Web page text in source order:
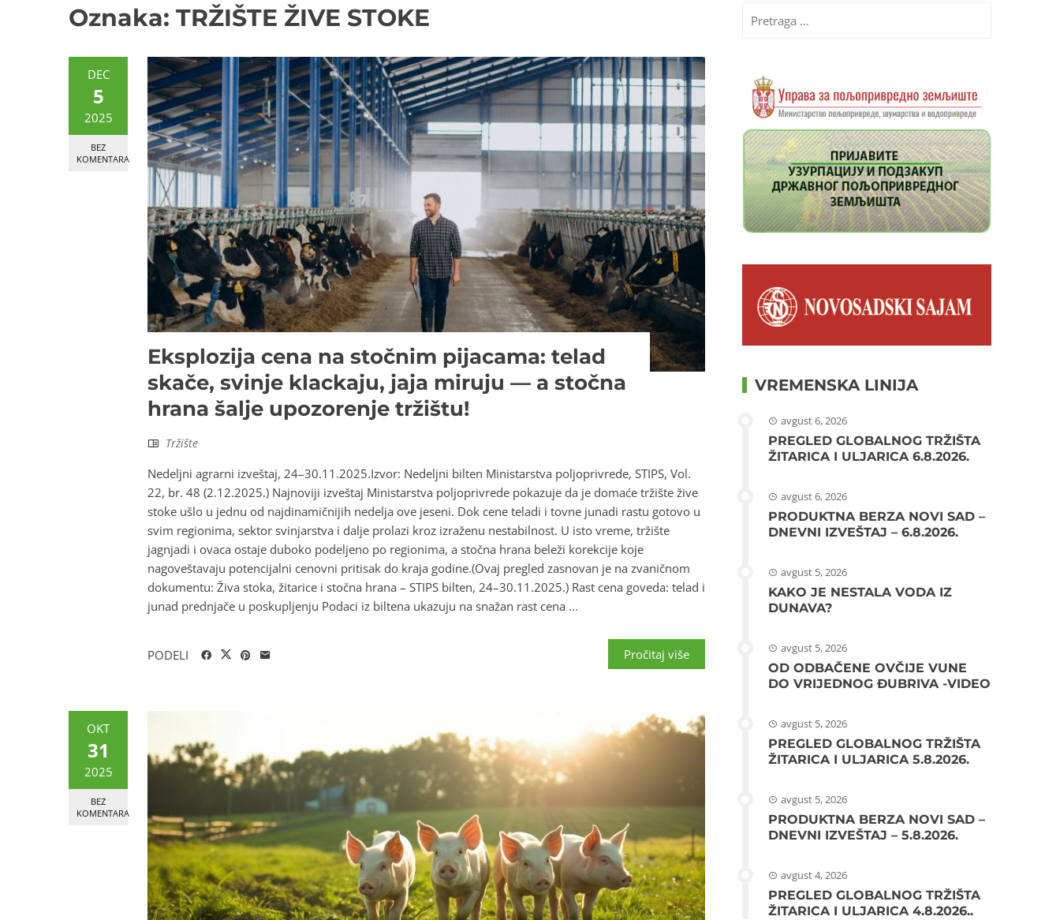
Oznaka: TRŽIŠTE ŽIVE STOKE
DEC
5
2025
BEZ
KOMENTARA
Eksplozija cena na stočnim pijacama: telad
skače, svinje klackaju, jaja miruju — a stočna
hrana šalje upozorenje tržištu!
Tržište
Nedeljni agrarni izveštaj, 24–30.11.2025.Izvor: Nedeljni bilten Ministarstva poljoprivrede, STIPS, Vol.
22, br. 48 (2.12.2025.) Najnoviji izveštaj Ministarstva poljoprivrede pokazuje da je domaće tržište žive
stoke ušlo u jednu od najdinamičnijih nedelja ove jeseni. Dok cene teladi i tovne junadi rastu gotovo u
svim regionima, sektor svinjarstva i dalje prolazi kroz izraženu nestabilnost. U isto vreme, tržište
jagnjadi i ovaca ostaje duboko podeljeno po regionima, a stočna hrana beleži korekcije koje
nagoveštavaju potencijalni cenovni pritisak do kraja godine.(Ovaj pregled zasnovan je na zvaničnom
dokumentu: Živa stoka, žitarice i stočna hrana – STIPS bilten, 24–30.11.2025.) Rast cena goveda: telad i
junad prednjače u poskupljenju Podaci iz biltena ukazuju na snažan rast cena ...
Pročitaj više
PODELI
OKT
31
2025
BEZ
KOMENTARA
za:
VREMENSKA LINIJA
avgust 6, 2026
PREGLED GLOBALNOG TRŽIŠTA
ŽITARICA I ULJARICA 6.8.2026.
avgust 6, 2026
PRODUKTNA BERZA NOVI SAD –
DNEVNI IZVEŠTAJ – 6.8.2026.
avgust 5, 2026
KAKO JE NESTALA VODA IZ
DUNAVA?
avgust 5, 2026
OD ODBAČENE OVČIJE VUNE
DO VRIJEDNOG ĐUBRIVA -VIDEO
avgust 5, 2026
PREGLED GLOBALNOG TRŽIŠTA
ŽITARICA I ULJARICA 5.8.2026.
avgust 5, 2026
PRODUKTNA BERZA NOVI SAD –
DNEVNI IZVEŠTAJ – 5.8.2026.
avgust 4, 2026
PREGLED GLOBALNOG TRŽIŠTA
ŽITARICA I ULJARICA 4.8.2026..